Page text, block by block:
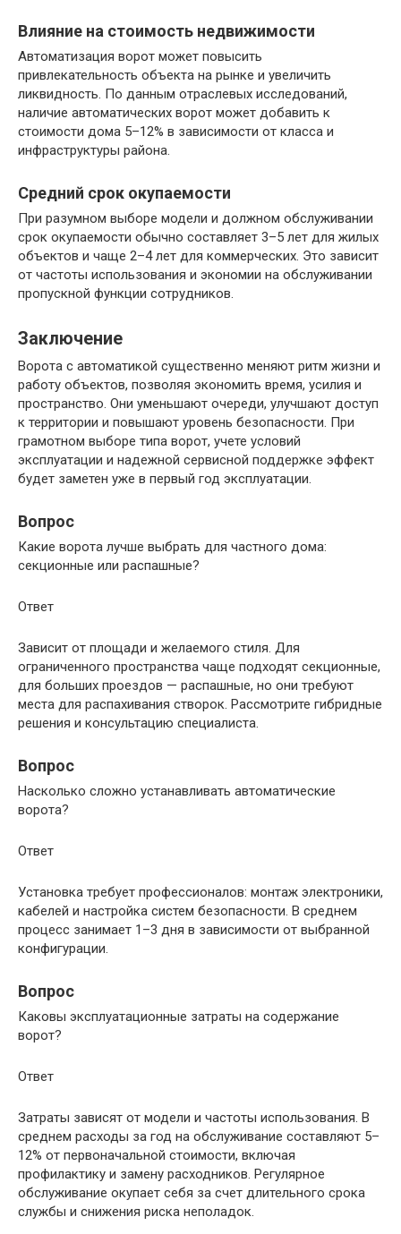
Влияние на стоимость недвижимости
Автоматизация ворот может повысить
привлекательность объекта на рынке и увеличить
ликвидность. По данным отраслевых исследований,
наличие автоматических ворот может добавить к
стоимости дома 5–12% в зависимости от класса и
инфраструктуры района.
Средний срок окупаемости
При разумном выборе модели и должном обслуживании
срок окупаемости обычно составляет 3–5 лет для жилых
объектов и чаще 2–4 лет для коммерческих. Это зависит
от частоты использования и экономии на обслуживании
пропускной функции сотрудников.
Заключение
Ворота с автоматикой существенно меняют ритм жизни и
работу объектов, позволяя экономить время, усилия и
пространство. Они уменьшают очереди, улучшают доступ
к территории и повышают уровень безопасности. При
грамотном выборе типа ворот, учете условий
эксплуатации и надежной сервисной поддержке эффект
будет заметен уже в первый год эксплуатации.
Вопрос
Какие ворота лучше выбрать для частного дома:
секционные или распашные?
Ответ
Зависит от площади и желаемого стиля. Для
ограниченного пространства чаще подходят секционные,
для больших проездов — распашные, но они требуют
места для распахивания створок. Рассмотрите гибридные
решения и консультацию специалиста.
Вопрос
Насколько сложно устанавливать автоматические
ворота?
Ответ
Установка требует профессионалов: монтаж электроники,
кабелей и настройка систем безопасности. В среднем
процесс занимает 1–3 дня в зависимости от выбранной
конфигурации.
Вопрос
Каковы эксплуатационные затраты на содержание
ворот?
Ответ
Затраты зависят от модели и частоты использования. В
среднем расходы за год на обслуживание составляют 5–
12% от первоначальной стоимости, включая
профилактику и замену расходников. Регулярное
обслуживание окупает себя за счет длительного срока
службы и снижения риска неполадок.